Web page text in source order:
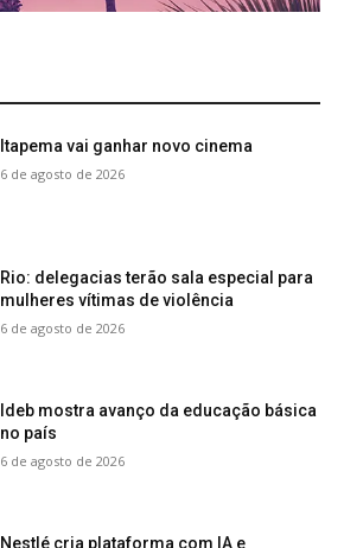
Itapema vai ganhar novo cinema
6 de agosto de 2026
Rio: delegacias terão sala especial para
mulheres vítimas de violência
6 de agosto de 2026
Ideb mostra avanço da educação básica
no país
6 de agosto de 2026
Nestlé cria plataforma com IA e